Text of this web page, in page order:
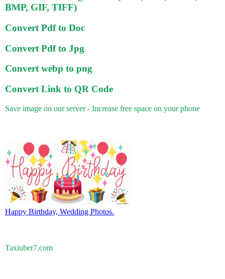
BMP, GIF, TIFF)
Convert Pdf to Doc
Convert Pdf to Jpg
Convert webp to png
Convert Link to QR Code
Save image on our server - Increase free space on your phone
Happy Birthday, Wedding Photos.
Taxiuber7.com